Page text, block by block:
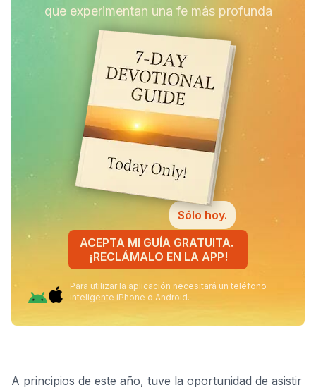
que experimentan una fe más profunda
Sólo hoy.
ACEPTA MI GUÍA GRATUITA.
¡RECLÁMALO EN LA APP!
Para utilizar la aplicación necesitará un teléfono
inteligente iPhone o Android.
A principios de este año, tuve la oportunidad de asistir